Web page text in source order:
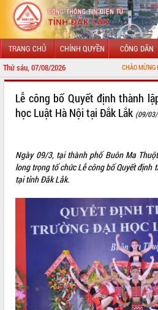
TRANG CHỦ CHÍNH QUYỀN CÔNG DÂN
Thứ sáu, 07/08/2026CHÀO MỪNG ĐẾN VỚI CỔNG
GIỚI THIỆU
LÃNH ĐẠO UBND TỈNH
SỞ, BAN, NGÀNH
THÔNG TIN CHỈ ĐẠO ĐIỀU HÀNH
VĂN BẢN HĐND TỈNH
ĐIỂM TIN VĂN BẢN
Lễ công bố Quyết định thành
học Luật Hà Nội tại Đắk Lắk (09/
Ngày 09/3, tại thành phố Buôn Ma
long trọng tổ chức Lễ công bố Quyết định
tại tỉnh Đắk Lắk.